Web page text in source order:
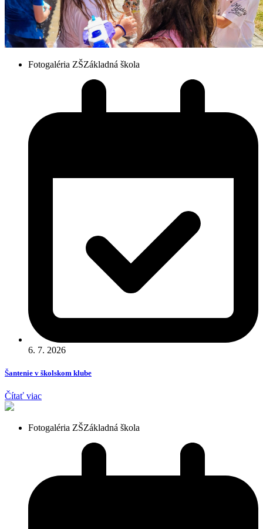
Fotogaléria ZŠZákladná škola
6. 7. 2026
Šantenie v školskom klube
Čítať viac
Fotogaléria ZŠZákladná škola